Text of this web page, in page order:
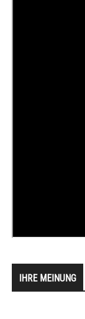
IHRE MEINUNG